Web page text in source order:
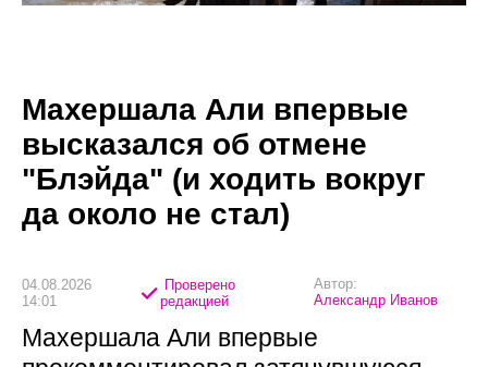
Махершала Али впервые
высказался об отмене
"Блэйда" (и ходить вокруг
да около не стал)
04.08.2026
14:01
Проверено
редакцией
Автор:
Александр Иванов
Махершала Али впервые